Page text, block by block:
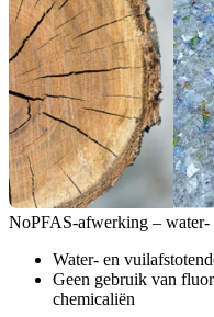
NoPFAS-afwerking – water-
Water- en
Geen gebruik van
chemicaliën